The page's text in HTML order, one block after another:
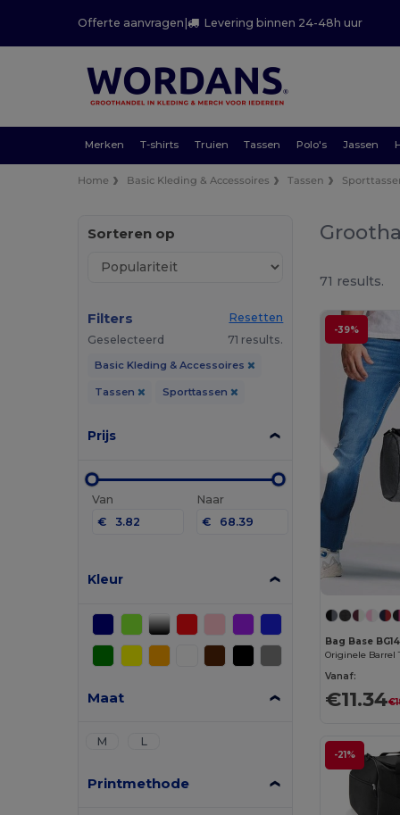
Offerte aanvragen | Levering binnen 24-48h uur
Merken T-shirts Truien Tassen Polo's Jassen
Home Basic Kleding & Accessoires Tassen
Sorteren op
Filters
Resetten
Geselecteerd
71 results.
Basic Kleding & Accessoires
Tassen Sporttassen
Prijs
Van
€
Naar
€
Kleur
Maat
M L
Printmethode
71 results.
-39%
Bag Base
Originele Barrel
Vanaf:
€11.34
-21%